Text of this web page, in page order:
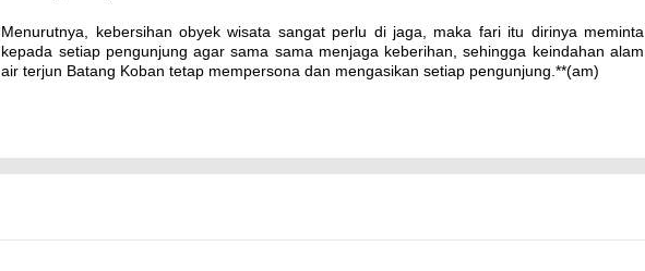
Menurutnya, kebersihan obyek wisata sangat perlu di jaga, maka fari itu dirinya meminta
kepada setiap pengunjung agar sama sama menjaga keberihan, sehingga keindahan alam
air terjun Batang Koban tetap mempersona dan mengasikan setiap pengunjung.**(am)